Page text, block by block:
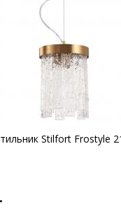
Stilfort Frostyle